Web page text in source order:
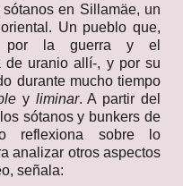
en Sillamäe, un
Un pueblo que,
por la guerra y el
de uranio allí-, y por su
durante mucho tiempo
y liminar. A partir del
sótanos y bunkers de
reflexiona sobre lo
analizar otros aspectos
señala: